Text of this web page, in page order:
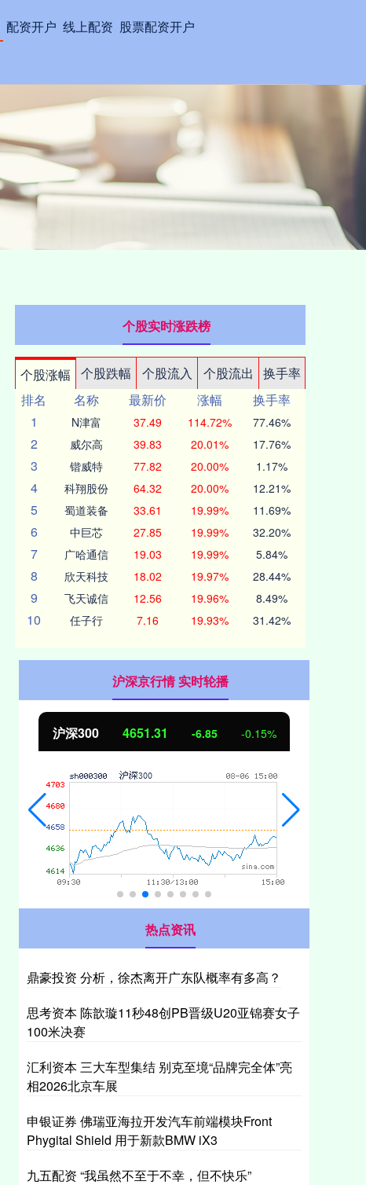
配资开户 线上配资 股票配资开户
个股实时涨跌榜
个股涨幅 个股跌幅 个股流入 个股流出
换手率
排名
名称 最新价 涨幅
换手率
1
N津富 37.49 114.72% 77.46%
2 威尔高 39.83 20.01% 17.76%
3 锴威特 77.82 20.00% 1.17%
4 科翔股份 64.32 20.00% 12.21%
5 蜀道装备 33.61 19.99% 11.69%
6 中巨芯 27.85 19.99% 32.20%
7 广哈通信 19.03 19.99% 5.84%
8 欣天科技 18.02 19.97% 28.44%
9 飞天诚信 12.56 19.96% 8.49%
10 任子行 7.16 19.93% 31.42%
沪深京行情 实时轮播
北证50 1122.88 3.42 0.30%
热点资讯
鼎豪投资 分析，徐杰离开广东队概率有多高？
思考资本 陈歆璇11秒48创PB晋级U20亚锦赛女子
100米决赛
汇利资本 三大车型集结 别克至境“品牌完全体”亮
相2026北京车展
申银证券 佛瑞亚海拉开发汽车前端模块Front
Phygital Shield 用于新款BMW iX3
九五配资 “我虽然不至于不幸，但不快乐”